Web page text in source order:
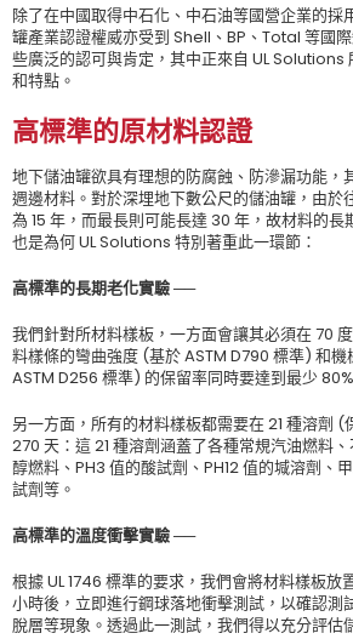
除了在中國取得中石化、中石油等國營企業的採
罐產業認證權威亦受到 Shell、BP、Total 等國
些廣泛的認可與肯定，其中正來自 UL Solutions
和特點。
高標準的原材料認證
地下儲油罐欲具有理想的防腐蝕、防滲漏功能，
週邊材料。對於深埋地下數公尺的儲油罐，由於
為 15 年，而最長則可能長達 30 年，故材料的
也是為何 UL Solutions 特別著重此一環節：
高標準的長期老化實驗 ──
我們針對所材料樣板，一方面會讓其必須在 70
料樣條的彎曲強度 (基於 ASTM D790 標準) 和
ASTM D256 標準) 的保留率同時要達到最少
另一方面，所有的材料樣板都需要在 21 種溶劑
270 天：這 21 種溶劑涵蓋了各種常規汽油燃料
醇燃料、PH3 值的酸試劑、PH12 值的堿溶劑、
試劑等。
高標準的溫度衝擊實驗──
根據 UL 1746 標準的要求，我們會將材料樣板放
小時後，立即進行鋼球落地衝擊測試，以確認測
脫層等現象。透過此一測試，我們得以充分評估